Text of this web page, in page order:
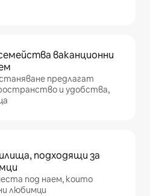
ваканционни
предлагат
и удобства,
подходящи за
под наем, които
любимци